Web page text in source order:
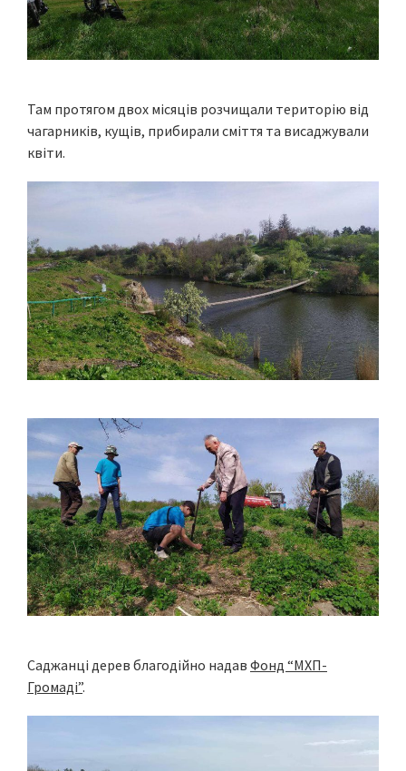
Там протягом двох місяців розчищали територію від
чагарників, кущів, прибирали сміття та висаджували
квіти.
Саджанці дерев благодійно надав Фонд “МХП-
Громаді”.